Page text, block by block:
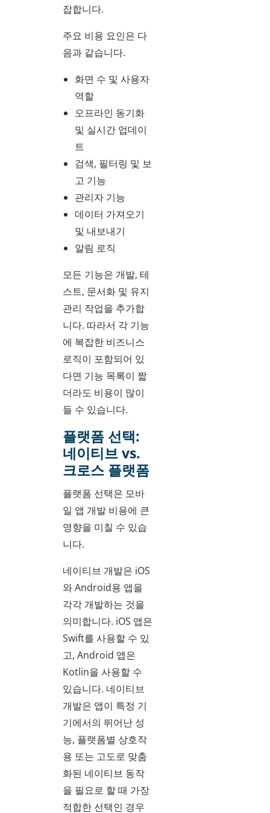
잡합니다.
주요 비용 요인은 다
음과 같습니다.
화면 수 및 사용자
역할
오프라인 동기화
및 실시간 업데이
트
검색, 필터링 및 보
고 기능
관리자 기능
데이터 가져오기
및 내보내기
알림 로직
모든 기능은 개발, 테
스트, 문서화 및 유지
관리 작업을 추가합
니다. 따라서 각 기능
에 복잡한 비즈니스
로직이 포함되어 있
다면 기능 목록이 짧
더라도 비용이 많이
들 수 있습니다.
플랫폼 선택:
네이티브 vs.
크로스 플랫폼
플랫폼 선택은 모바
일 앱 개발 비용에 큰
영향을 미칠 수 있습
니다.
네이티브 개발은 iOS
와 Android용 앱을
각각 개발하는 것을
의미합니다. iOS 앱은
Swift를 사용할 수 있
고, Android 앱은
Kotlin을 사용할 수
있습니다. 네이티브
개발은 앱이 특정 기
기에서의 뛰어난 성
능, 플랫폼별 상호작
용 또는 고도로 맞춤
화된 네이티브 동작
을 필요로 할 때 가장
적합한 선택인 경우